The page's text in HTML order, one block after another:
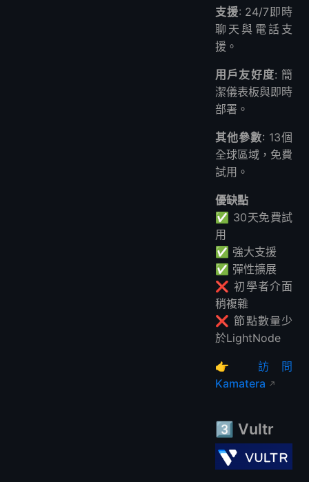
支援: 24/7即時
聊天與電話支
援。
用戶友好度: 簡
潔儀表板與即時
部署。
其他參數: 13個
全球區域，免費
試用。
優缺點
✅ 30天免費試
用
✅ 強大支援
✅ 彈性擴展
❌ 初學者介面
稍複雜
❌ 節點數量少
於LightNode
👉 訪問
Kamatera
3️⃣ Vultr